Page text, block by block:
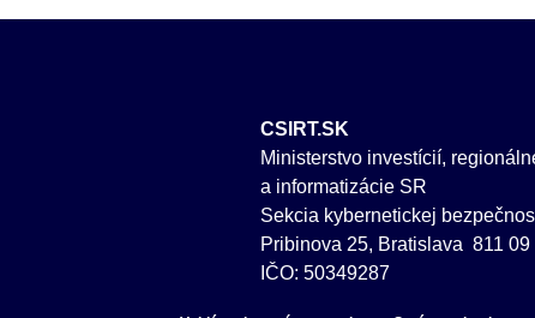
CSIRT.SK
Ministerstvo investícií,
a informatizácie SR
Sekcia kybernetickej
Pribinova 25, Bratislava 811 09
IČO: 50349287